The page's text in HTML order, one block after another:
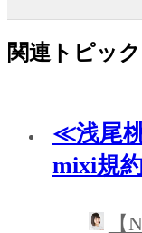
関連トピッ
≪浅尾
mixi規